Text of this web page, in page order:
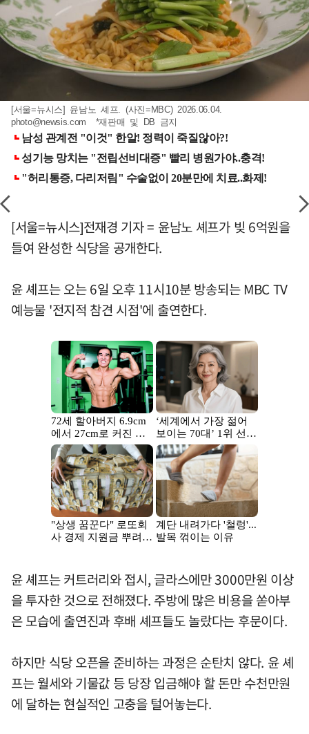
[서울=뉴시스] 윤남노 셰프. (사진=MBC) 2026.06.04.
photo@newsis.com *재판매 및 DB 금지
[서울=뉴시스]전재경 기자 = 윤남노 셰프가 빚 6억원을
들여 완성한 식당을 공개한다.
윤 셰프는 오는 6일 오후 11시10분 방송되는 MBC TV
예능물 '전지적 참견 시점'에 출연한다.
윤 셰프는 커트러리와 접시, 글라스에만 3000만원 이상
을 투자한 것으로 전해졌다. 주방에 많은 비용을 쏟아부
은 모습에 출연진과 후배 셰프들도 놀랐다는 후문이다.
하지만 식당 오픈을 준비하는 과정은 순탄치 않다. 윤 셰
프는 월세와 기물값 등 당장 입금해야 할 돈만 수천만원
에 달하는 현실적인 고충을 털어놓는다.